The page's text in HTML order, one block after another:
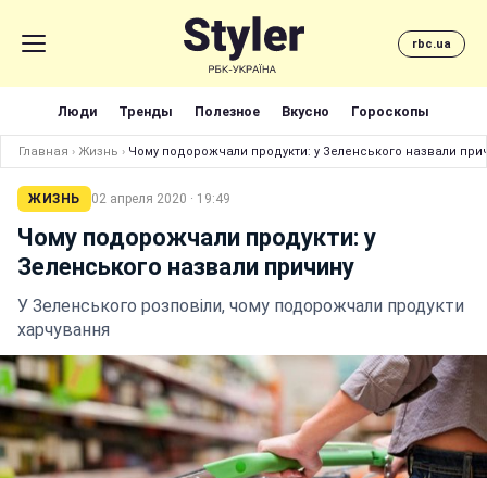
rbc.ua
Люди Тренды Полезное Вкусно Гороскопы
Главная › Жизнь › Чому подорожчали продукти: у Зеленського назвали
ЖИЗНЬ 02 апреля 2020 · 19:49
Чому подорожчали продукти: у
Зеленського назвали причину
У Зеленського розповіли, чому подорожчали продукти
харчування